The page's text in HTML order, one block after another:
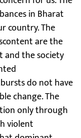
in Bharat
country. The
are the
and the society
do not have
change. The
only through
violent